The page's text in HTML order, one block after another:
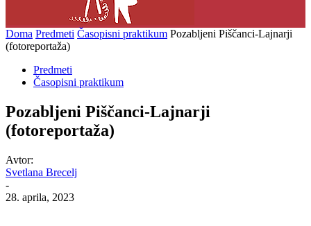
Doma Predmeti Časopisni praktikum Pozabljeni Piščanci-Lajnarji
(fotoreportaža)
Predmeti
Časopisni praktikum
Pozabljeni Piščanci-Lajnarji
(fotoreportaža)
Avtor:
Svetlana Brecelj
-
28. aprila, 2023